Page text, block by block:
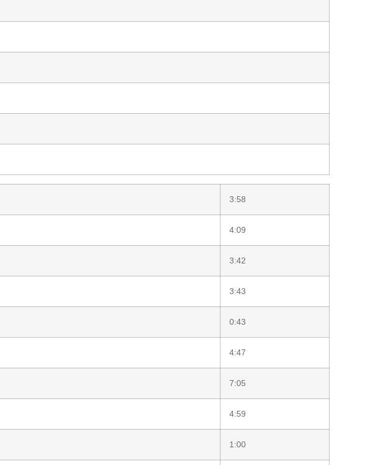
3:58
4:09
3:42
3:43
0:43
4:47
7:05
4:59
1:00